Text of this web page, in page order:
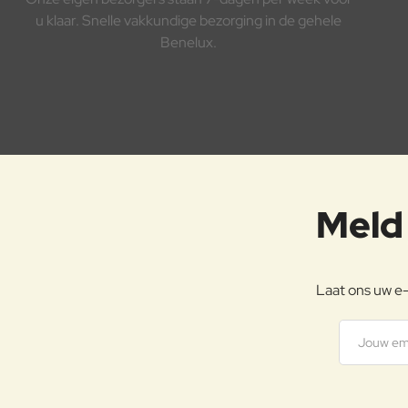
u klaar. Snelle vakkundige bezorging in de gehele
Benelux.
Laat ons uw
Jouw